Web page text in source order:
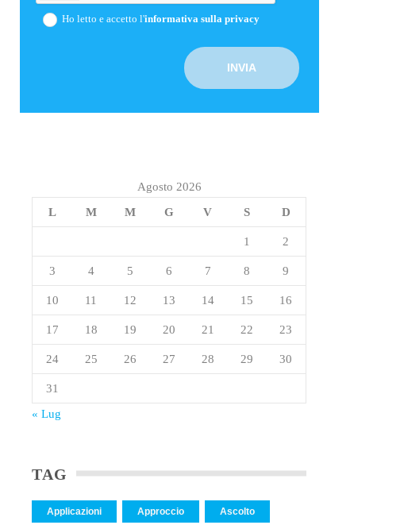
Ho letto e accetto l'informativa sulla privacy
Agosto 2026
L
M M G V S D
1 2
3 4 5 6 7 8 9
10 11 12 13 14 15 16
17 18 19 20 21 22 23
24 25 26 27 28 29 30
31
« Lug
TAG
Applicazioni Approccio Ascolto